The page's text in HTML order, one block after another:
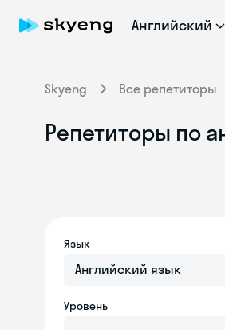
Английский
Skyeng Все репетиторы
Репетиторы по
Язык
Английский язык
Уровень